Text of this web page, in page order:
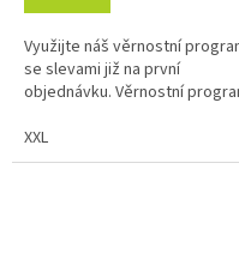
Využijte náš věrnostní
se slevami již na první
objednávku. Věrnostní
XXL